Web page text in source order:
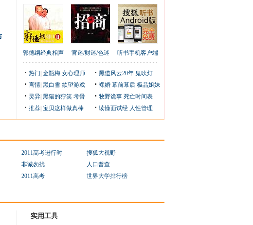
郭德纲经典相声 官迷/财迷/色迷 听书手机客户端
热门 金瓶梅 女心理师 黑道风云20年 鬼吹灯
言情 黑白雪 欲望游戏 裸婚 幕前幕后 极品姐妹
灵异 黑猫的狞笑 考骨 牧野诡事 死亡时间表
推荐 宝贝这样做真棒 读懂面试经 人性管理
2011高考进行时
搜狐大视野
非诚勿扰
人口普查
2011高考 世界大学排行榜
实用工具